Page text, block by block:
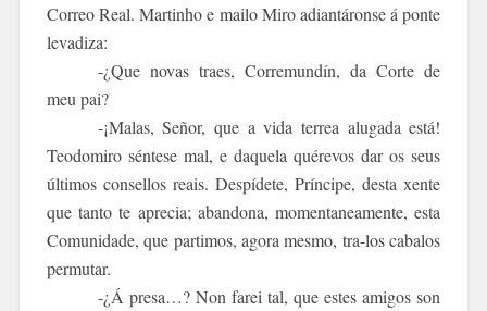
Correo Real. Martinho e mailo Miro adiantáronse á ponte
levadiza:
-¿Que novas traes, Corremundín, da Corte de
meu pai?
-¡Malas, Señor, que a vida terrea alugada está!
Teodomiro séntese mal, e daquela quérevos dar os seus
últimos consellos reais. Despídete, Príncipe, desta xente
que tanto te aprecia; abandona, momentaneamente, esta
Comunidade, que partimos, agora mesmo, tra-los cabalos
permutar.
-¿Á presa…? Non farei tal, que estes amigos son